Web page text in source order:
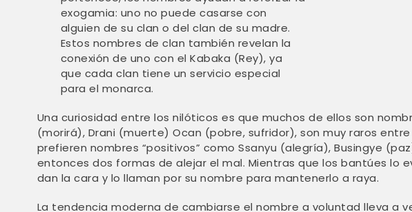
exogamia: uno no puede casarse con
alguien de su clan o del clan de su madre.
Estos nombres de clan también revelan la
conexión de uno con el Kabaka (Rey), ya
que cada clan tiene un servicio especial
para el monarca.
Una curiosidad entre los nilóticos es que muchos de ellos son
(morirá), Drani (muerte) Ocan (pobre, sufridor), son muy raros
prefieren nombres “positivos” como Ssanyu (alegría), Busingye
entonces dos formas de alejar el mal. Mientras que los bantúes lo
dan la cara y lo llaman por su nombre para mantenerlo a raya.
La tendencia moderna de cambiarse el nombre a voluntad lleva a